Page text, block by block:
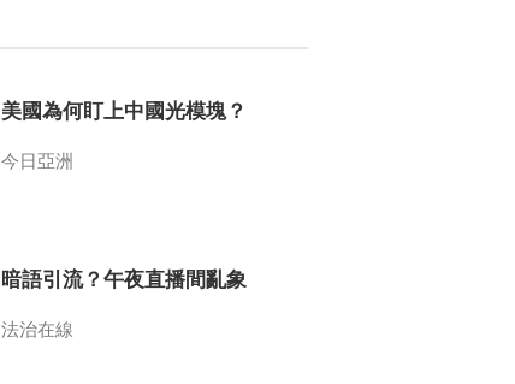
2010-03-24 18:09:09
美國為何盯上中國光模塊？
今日亞洲
暗語引流？午夜直播間亂象
法治在線